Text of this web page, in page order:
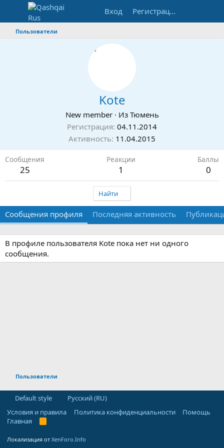
Вход Регистрация
Пользователи
Kote
New member · Из Тюмень
Регистрация 04.11.2014
Активность 11.04.2015
Сообщения
25
Реакции
1
Баллы
0
Найти
Сообщения профиля Последняя активность
В профиле пользователя Kote пока нет ни одного
сообщения.
Пользователи
Default style
Русский (RU)
Условия и правила
Политика конфиденциальности
Помощь
Главная
R
Локализация от XenForo.Info